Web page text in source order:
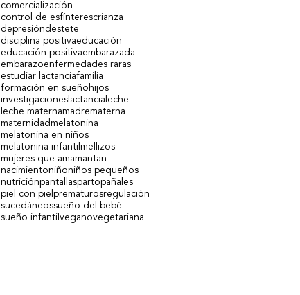
comercialización
control de esfínterescrianza
depresióndestete
disciplina positivaeducación
educación positivaembarazada
embarazoenfermedades raras
estudiar lactanciafamilia
formación en sueño hijos
investigaciones lactancia leche
leche maternamadrematerna
maternidadmelatonina
melatonina en niños
melatonina infantil mellizos
mujeres que amamantan
nacimientoniñoniños pequeños
nutriciónpantallaspartopañales
piel con piel prematurosregulación
sucedáneossueño del bebé
sueño infantil veganovegetariana